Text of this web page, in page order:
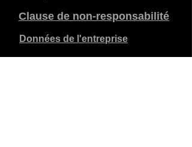
Clause de non-responsabilité
Données de l'entreprise